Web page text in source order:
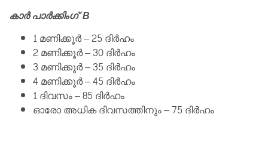
കാർ പാർക്കിംഗ് B
1 മണിക്കൂർ – 25 ദിർഹം
2 മണിക്കൂർ – 30 ദിർഹം
3 മണിക്കൂർ – 35 ദിർഹം
4 മണിക്കൂർ – 45 ദിർഹം
1 ദിവസം – 85 ദിർഹം
ഓരോ അധിക ദിവസത്തിനും – 75 ദിർഹം